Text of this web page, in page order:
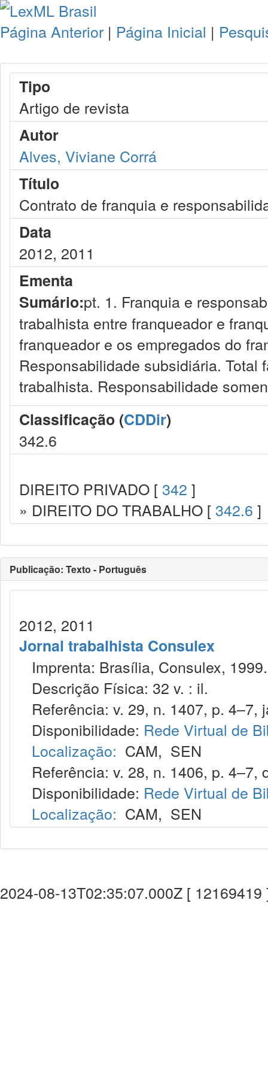
Página Anterior | Página Inicial |
Tipo
Artigo de revista
Autor
Alves, Viviane Corrá
Título
Contrato de franquia e
Data
2012, 2011
Ementa
Sumário:pt. 1. Franquia e
trabalhista entre franqueador e
franqueador e os empregados do
Responsabilidade subsidiária.
trabalhista. Responsabilidade
Classificação (CDDir)
342.6
DIREITO PRIVADO [ 342 ]
» DIREITO DO TRABALHO [ 342.6 ]
Publicação: Texto - Português
2012, 2011
Jornal trabalhista Consulex
Imprenta: Brasília, Consulex, 1999.
Descrição Física: 32 v. : il.
Referência: v. 29, n. 1407, p. 4–7,
Disponibilidade: Rede Virtual de
Localização: CAM, SEN
Referência: v. 28, n. 1406, p. 4–7,
Disponibilidade: Rede Virtual de
Localização: CAM, SEN
2024-08-13T02:35:07.000Z [ 12169419